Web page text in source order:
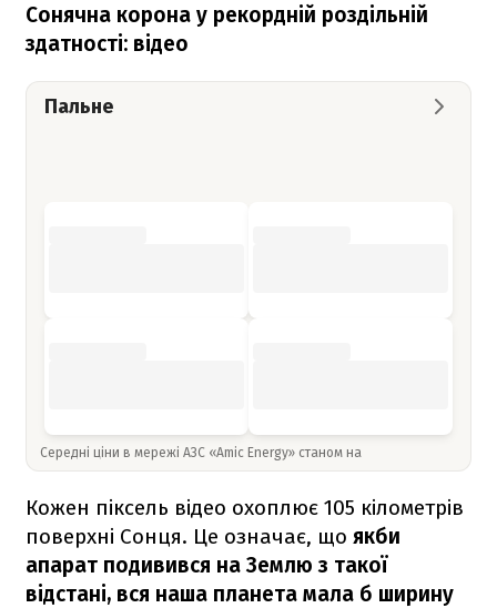
Сонячна корона у рекордній роздільній
здатності: відео
Пальне
Середні ціни в мережі АЗС «Amic Energy» станом на
Кожен піксель відео охоплює 105 кілометрів
поверхні Сонця. Це означає, що якби
апарат подивився на Землю з такої
відстані, вся наша планета мала б ширину